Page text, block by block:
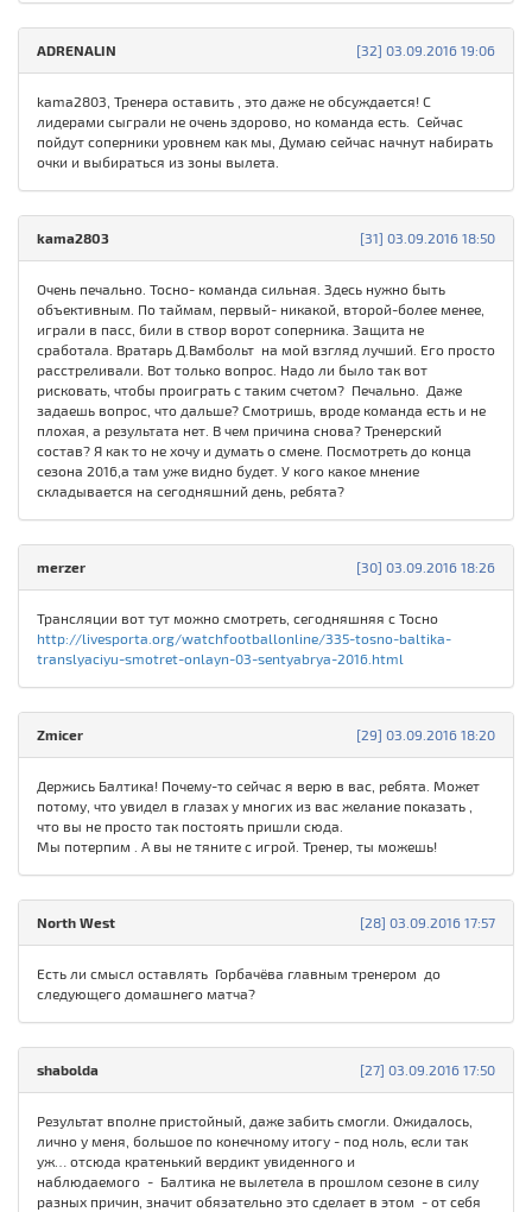
[32] 03.09.2016 19:06
ADRENALIN
kama2803, Тренера оставить , это даже не обсуждается! С
лидерами сыграли не очень здорово, но команда есть. Сейчас
пойдут соперники уровнем как мы, Думаю сейчас начнут набирать
очки и выбираться из зоны вылета.
[31] 03.09.2016 18:50
kama2803
Очень печально. Тосно- команда сильная. Здесь нужно быть
объективным. По таймам, первый- никакой, второй-более менее,
играли в пасс, били в створ ворот соперника. Защита не
сработала. Вратарь Д.Вамбольт на мой взгляд лучший. Его просто
расстреливали. Вот только вопрос. Надо ли было так вот
рисковать, чтобы проиграть с таким счетом? Печально. Даже
задаешь вопрос, что дальше? Смотришь, вроде команда есть и не
плохая, а результата нет. В чем причина снова? Тренерский
состав? Я как то не хочу и думать о смене. Посмотреть до конца
сезона 2016,а там уже видно будет. У кого какое мнение
складывается на сегодняшний день, ребята?
[30] 03.09.2016 18:26
merzer
Трансляции вот тут можно смотреть, сегодняшняя с Тосно
http://livesporta.org/watchfootballonline/335-tosno-baltika-
translyaciyu-smotret-onlayn-03-sentyabrya-2016.html
[29] 03.09.2016 18:20
Zmicer
Держись Балтика! Почему-то сейчас я верю в вас, ребята. Может
потому, что увидел в глазах у многих из вас желание показать ,
что вы не просто так постоять пришли сюда.
Мы потерпим . А вы не тяните с игрой. Тренер, ты можешь!
[28] 03.09.2016 17:57
North West
Есть ли смысл оставлять Горбачёва главным тренером до
следующего домашнего матча?
[27] 03.09.2016 17:50
shabolda
Результат вполне пристойный, даже забить смогли. Ожидалось,
лично у меня, большое по конечному итогу - под ноль, если так
уж… отсюда кратенький вердикт увиденного и
наблюдаемого - Балтика не вылетела в прошлом сезоне в силу
разных причин, значит обязательно это сделает в этом - от себя